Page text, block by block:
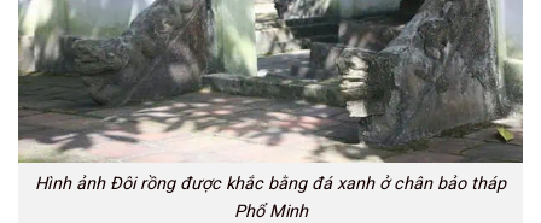
Hình ảnh Đôi rồng được khắc bằng đá xanh ở chân bảo tháp
Phổ Minh